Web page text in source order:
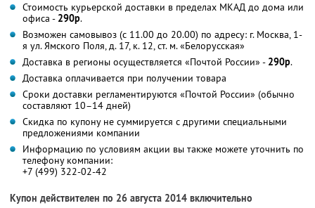
Стоимость курьерской доставки в пределах МКАД до дома или
офиса - 290р.
Возможен самовывоз (с 11.00 до 20.00) по адресу: г. Москва, 1-
я ул. Ямского Поля, д. 17, к. 12, ст. м. «Белорусская»
Доставка в регионы осуществляется «Почтой России» - 290р.
Доставка оплачивается при получении товара
Сроки доставки регламентируются «Почтой России» (обычно
составляют 10–14 дней)
Скидка по купону не суммируется с другими специальными
предложениями компании
Информацию по условиям акции вы также можете уточнить по
телефону компании:
+7 (499) 322-02-42
Купон действителен по 26 августа 2014 включительно